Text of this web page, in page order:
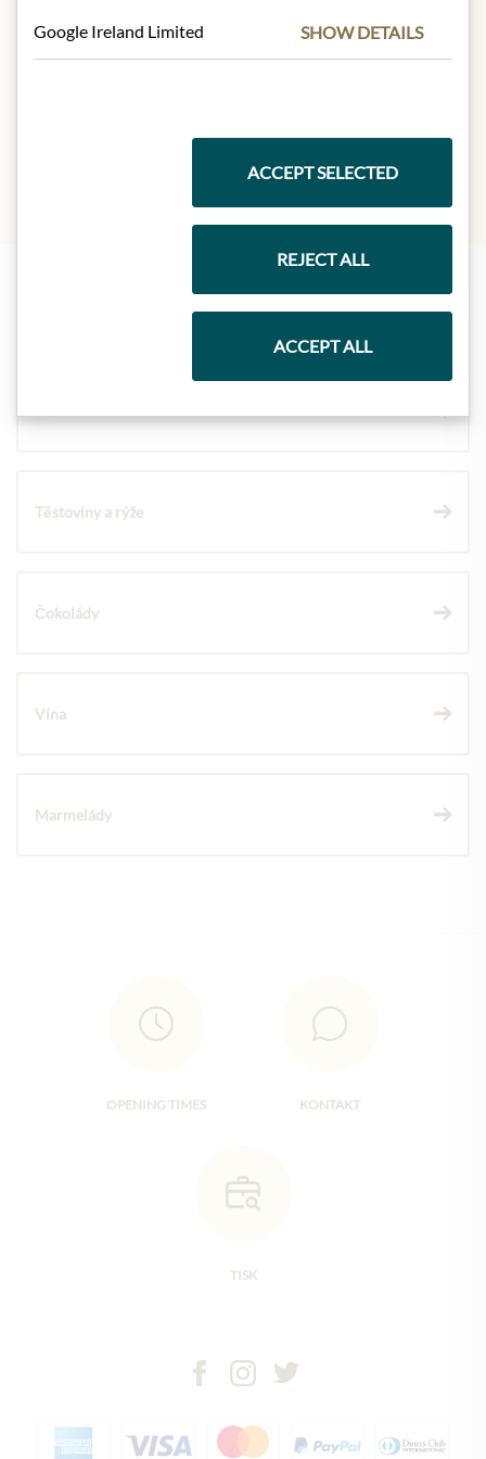
abweichen kann.
Nejlepší z našeho sortimentu
Těstoviny a rýže
Čokolády
Vína
Marmelády
OPENING TIMES KONTAKT
TISK
Google Ireland Limited SHOW DETAILS
ACCEPT SELECTED
REJECT ALL
ACCEPT ALL